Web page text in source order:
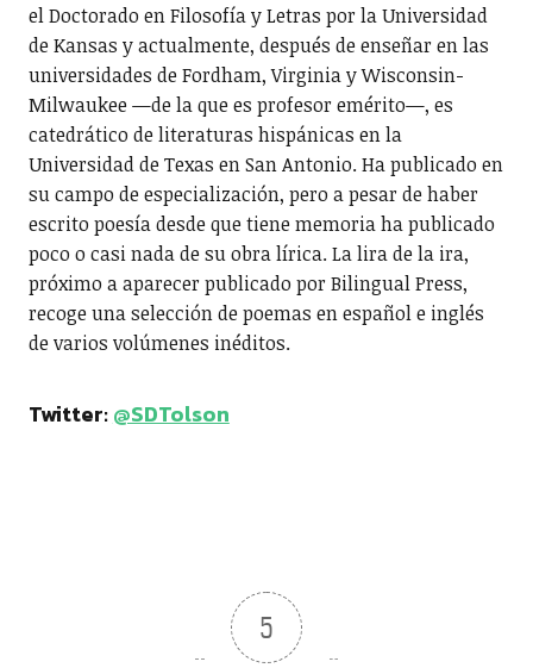
el Doctorado en Filosofía y Letras por la Universidad
de Kansas y actualmente, después de enseñar en las
universidades de Fordham, Virginia y Wisconsin-
Milwaukee —de la que es profesor emérito—, es
catedrático de literaturas hispánicas en la
Universidad de Texas en San Antonio. Ha publicado en
su campo de especialización, pero a pesar de haber
escrito poesía desde que tiene memoria ha publicado
poco o casi nada de su obra lírica. La lira de la ira,
próximo a aparecer publicado por Bilingual Press,
recoge una selección de poemas en español e inglés
de varios volúmenes inéditos.
Twitter:@SDTolson
5